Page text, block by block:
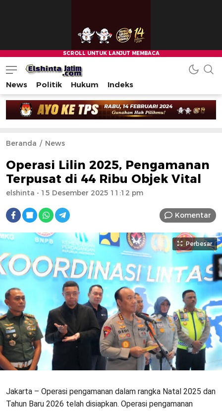
News Politik Hukum Indeks
Beranda News
Operasi Lilin 2025, Pengamanan
Terpusat di 44 Ribu Objek Vital
elshinta - 15 Desember 2025 11:12 pm
Komentar
Perbesar
Jakarta – Operasi pengamanan dalam rangka Natal 2025 dan
Tahun Baru 2026 telah disiapkan. Operasi pengamanan